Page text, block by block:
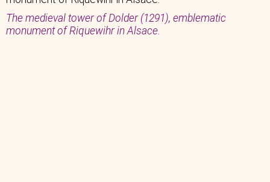
The medieval tower of Dolder (1291), emblematic
monument of Riquewihr in Alsace.